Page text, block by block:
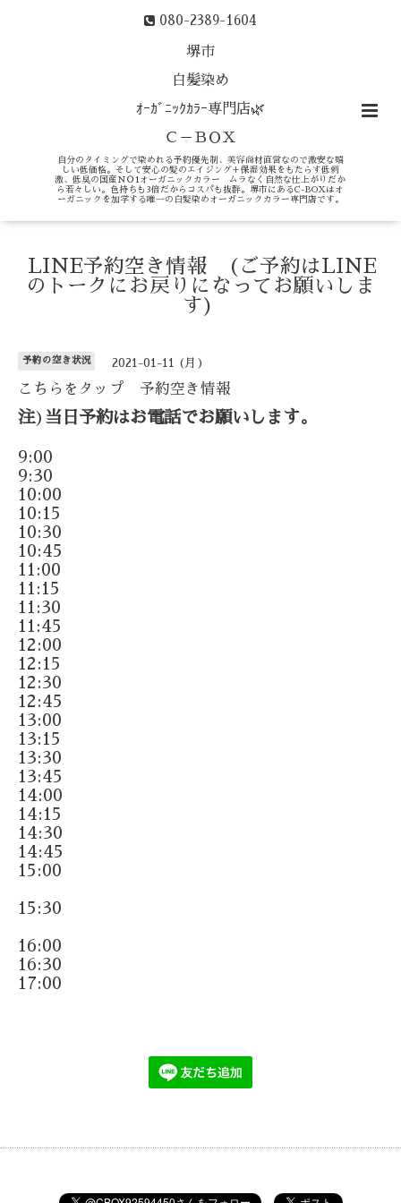
080-2389-1604
堺市
白髪染め
ｵｰｶﾞﾆｯｸｶﾗｰ専門店🌿
Ｃ－ＢＯＸ
自分のタイミングで染めれる予約優先制、美容商材直営なので激安な嬉
しい低価格。そして安心の髪のエイジング＋保湿効果をもたらす低刺
激、低臭の国産ＮＯ1オーガニックカラー ムラなく自然な仕上がりだか
ら若々しい。色持ちも3倍だからコスパも抜群。堺市にあるC-BOXはオ
ーガニックを加学する唯一の白髪染めオーガニックカラー専門店です。
LINE予約空き情報 (ご予約はLINE
のトークにお戻りになってお願いしま
す)
予約の空き状況 2021-01-11 (月)
こちらをタップ 予約空き情報
注) 当日予約はお電話でお願いします。
9:00
9:30
10:00
10:15
10:30
10:45
11:00
11:15
11:30
11:45
12:00
12:15
12:30
12:45
13:00
13:15
13:30
13:45
14:00
14:15
14:30
14:45
15:00
15:30
16:00
16:30
17:00